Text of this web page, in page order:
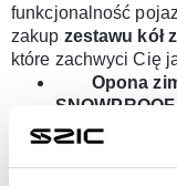
funkcjonalność
zakup zestawu kół
które zachwyci Cię
Opona
Zestaw
Zestaw